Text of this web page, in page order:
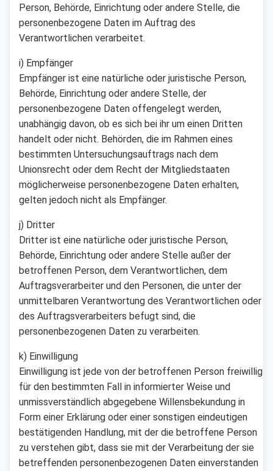
Person, Behörde, Einrichtung oder andere Stelle, die
personenbezogene Daten im Auftrag des
Verantwortlichen verarbeitet.
i) Empfänger
Empfänger ist eine natürliche oder juristische Person,
Behörde, Einrichtung oder andere Stelle, der
personenbezogene Daten offengelegt werden,
unabhängig davon, ob es sich bei ihr um einen Dritten
handelt oder nicht. Behörden, die im Rahmen eines
bestimmten Untersuchungsauftrags nach dem
Unionsrecht oder dem Recht der Mitgliedstaaten
möglicherweise personenbezogene Daten erhalten,
gelten jedoch nicht als Empfänger.
j) Dritter
Dritter ist eine natürliche oder juristische Person,
Behörde, Einrichtung oder andere Stelle außer der
betroffenen Person, dem Verantwortlichen, dem
Auftragsverarbeiter und den Personen, die unter der
unmittelbaren Verantwortung des Verantwortlichen oder
des Auftragsverarbeiters befugt sind, die
personenbezogenen Daten zu verarbeiten.
k) Einwilligung
Einwilligung ist jede von der betroffenen Person freiwillig
für den bestimmten Fall in informierter Weise und
unmissverständlich abgegebene Willensbekundung in
Form einer Erklärung oder einer sonstigen eindeutigen
bestätigenden Handlung, mit der die betroffene Person
zu verstehen gibt, dass sie mit der Verarbeitung der sie
betreffenden personenbezogenen Daten einverstanden